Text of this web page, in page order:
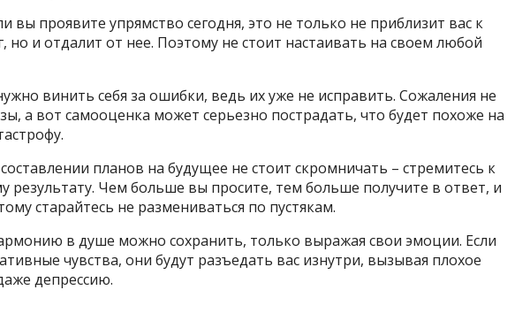
вы проявите упрямство сегодня, это не только не приблизит вас к
но и отдалит от нее. Поэтому не стоит настаивать на своем любой
винить себя за ошибки, ведь их уже не исправить. Сожаления не
а вот самооценка может серьезно пострадать, что будет похоже на
планов на будущее не стоит скромничать – стремитесь к
результату. Чем больше вы просите, тем больше получите в ответ, и
старайтесь не размениваться по пустякам.
в душе можно сохранить, только выражая свои эмоции. Если
чувства, они будут разъедать вас изнутри, вызывая плохое
депрессию.